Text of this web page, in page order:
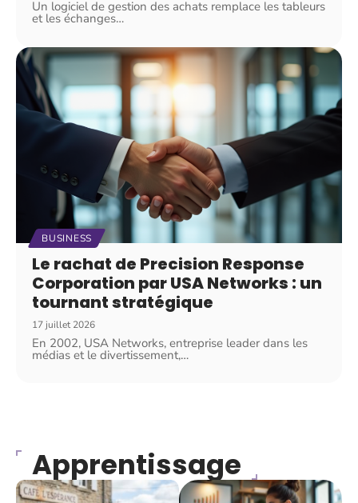
Un logiciel de gestion des achats remplace les tableurs
et les échanges…
BUSINESS
Le rachat de Precision Response
Corporation par USA Networks : un
tournant stratégique
17 juillet 2026
En 2002, USA Networks, entreprise leader dans les
médias et le divertissement,…
Apprentissage